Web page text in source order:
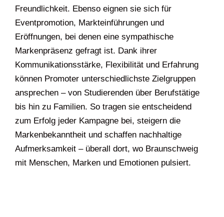
Freundlichkeit. Ebenso eignen sie sich für
Eventpromotion, Markteinführungen und
Eröffnungen, bei denen eine sympathische
Markenpräsenz gefragt ist. Dank ihrer
Kommunikationsstärke, Flexibilität und Erfahrung
können Promoter unterschiedlichste Zielgruppen
ansprechen – von Studierenden über Berufstätige
bis hin zu Familien. So tragen sie entscheidend
zum Erfolg jeder Kampagne bei, steigern die
Markenbekanntheit und schaffen nachhaltige
Aufmerksamkeit – überall dort, wo Braunschweig
mit Menschen, Marken und Emotionen pulsiert.